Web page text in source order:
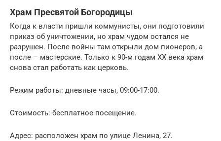
Храм Пресвятой Богородицы
Когда к власти пришли коммунисты, они подготовили
приказ об уничтожении, но храм чудом остался не
разрушен. После войны там открыли дом пионеров, а
после – мастерские. Только к 90-м годам XX века храм
снова стал работать как церковь.
Режим работы: дневные часы, 09:00-17:00.
Стоимость: бесплатное посещение.
Адрес: расположен храм по улице Ленина, 27.